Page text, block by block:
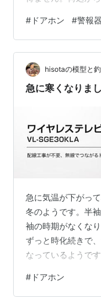
いるそうです。 自
メッセージが出る
ょっとガスの置い
はないだろうと判
ージが出るのだろ
# ドアホン #警報器
hisotaの模型と
急に寒くなりま
急に気温が下がっ
冬のようです。半
袖の時期がなくな
ずっと時化続きで
なっているようで
ません。特にトピ
いるので記してお
# ドアホン